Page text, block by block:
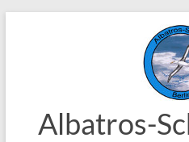
Albatros-